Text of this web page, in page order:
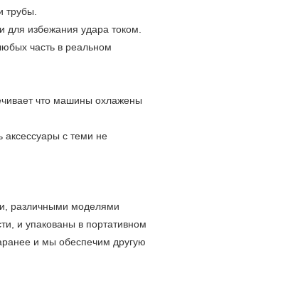
трубы.
для избежания удара током.
часть в реальном
что машины охлажены
аксессуары с теми не
различными моделями
и упакованы в портативном
и мы обеспечим другую